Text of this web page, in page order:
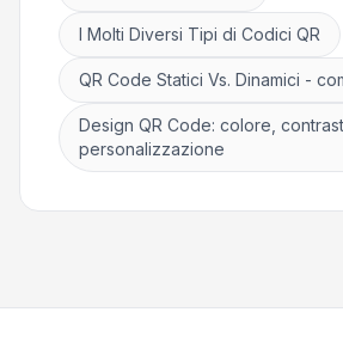
I Molti Diversi Tipi di Codici QR
QR Code Statici Vs. Dinamici -
Design QR Code: colore,
personalizzazione